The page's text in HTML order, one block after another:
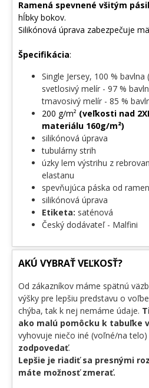
Ramená spevnené všitým
hĺbky bokov.
Silikónová úprava zabezpečuje
Špecifikácia:
Single Jersey, 100 %
svetlosivý melír - 97 %
tmavosivý melír - 85 %
200 g/m² (veľkosti nad
materiálu 160g/m²)
silikónová úprava
tubulárny strih
úzky lem výstrihu z
elastanu
spevňujúca páska od
silikónová úprava
Etiketa: saténová
Český dodávateľ - Malfini
AKÚ VYBRAŤ VEĽKOSŤ?
Od zákazníkov máme spätnú
výšky pre lepšiu predstavu o
chýba, tak k nej nemáme údaje.
ako malú pomôcku k tabuľke
vyhovuje niečo iné (voľné/na telo)
zodpovedať.
Lepšie je riadiť sa presnými
máte možnosť zmerať.